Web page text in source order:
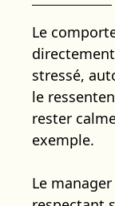
Le
directement
stressé,
le
rester
exemple.
Le